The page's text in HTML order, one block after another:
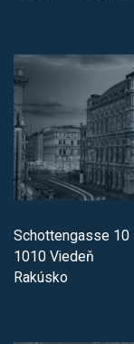
Schottengasse 10
1010 Viedeň
Rakúsko